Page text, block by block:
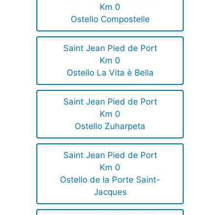
Km 0
Ostello Compostelle
Saint Jean Pied de Port
Km 0
Ostello La Vita è Bella
Saint Jean Pied de Port
Km 0
Ostello Zuharpeta
Saint Jean Pied de Port
Km 0
Ostello de la Porte Saint-
Jacques